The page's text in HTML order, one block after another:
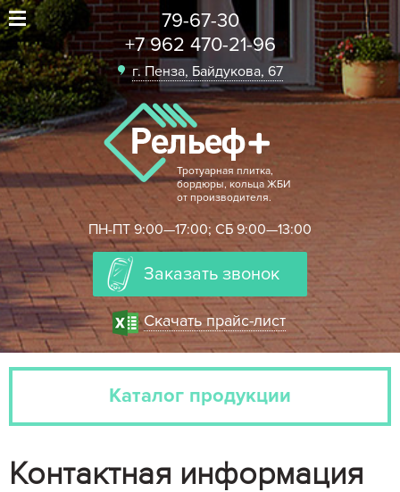
79-67-30
+7 962 470-21-96
г. Пенза, Байдукова, 67
Тротуарная плитка,
бордюры, кольца ЖБИ
от производителя.
ПН-ПТ 9:00—17:00; СБ 9:00—13:00
Заказать звонок
Скачать прайс-лист
Каталог продукции
Контактная информация